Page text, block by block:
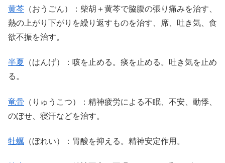
黄芩 （おうごん）：柴胡＋黄芩で脇腹の張り痛みを治す、
熱の上がり下がりを繰り返すものを治す、席、吐き気、食
欲不振を治す。
半夏 （はんげ）：咳を止める。痰を止める。吐き気を止め
る。
竜骨 （りゅうこつ）：精神疲労による不眠、不安、動悸、
のぼせ、寝汗などを治す。
牡蠣 （ぼれい）：胃酸を抑える。精神安定作用。